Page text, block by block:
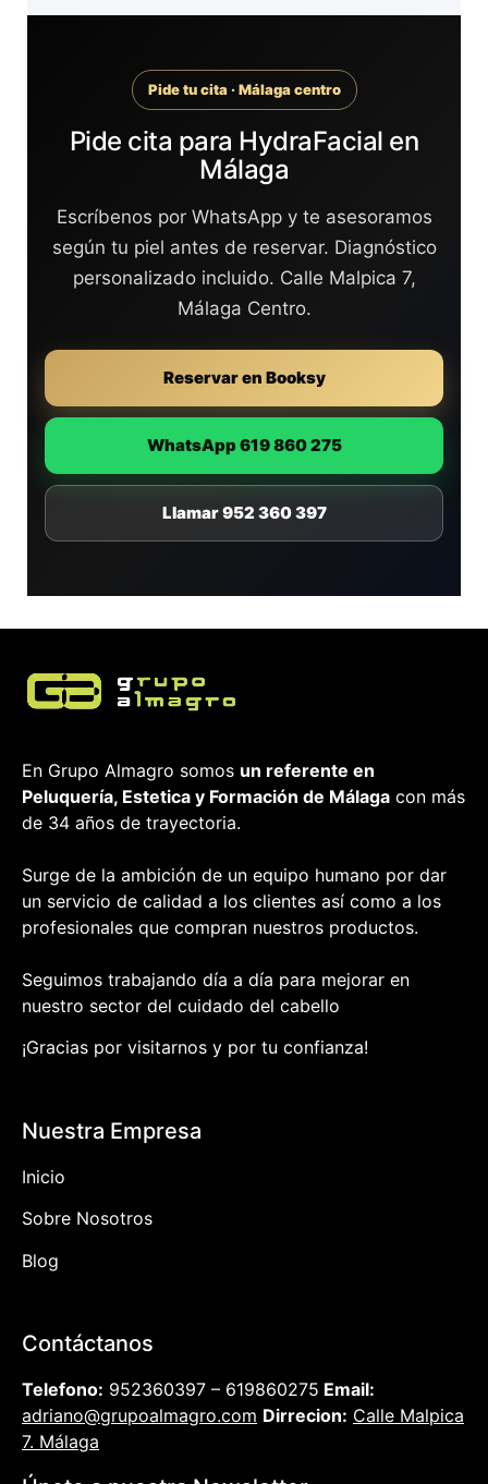
Pide tu cita · Málaga centro
Pide cita para HydraFacial en
Málaga
Escríbenos por WhatsApp y te asesoramos
según tu piel antes de reservar. Diagnóstico
personalizado incluido. Calle Malpica 7,
Málaga Centro.
Reservar en Booksy
WhatsApp 619 860 275
Llamar 952 360 397
En Grupo Almagro somos un referente en
Peluquería, Estetica y Formación de Málaga con más
de 34 años de trayectoria.
Surge de la ambición de un equipo humano por dar
un servicio de calidad a los clientes así como a los
profesionales que compran nuestros productos.
Seguimos trabajando día a día para mejorar en
nuestro sector del cuidado del cabello
¡Gracias por visitarnos y por tu confianza!
Nuestra Empresa
Inicio
Sobre Nosotros
Blog
Contáctanos
Telefono: 952360397 – 619860275 Email:
adriano@grupoalmagro.com Dirrecion: Calle Malpica
7. Málaga